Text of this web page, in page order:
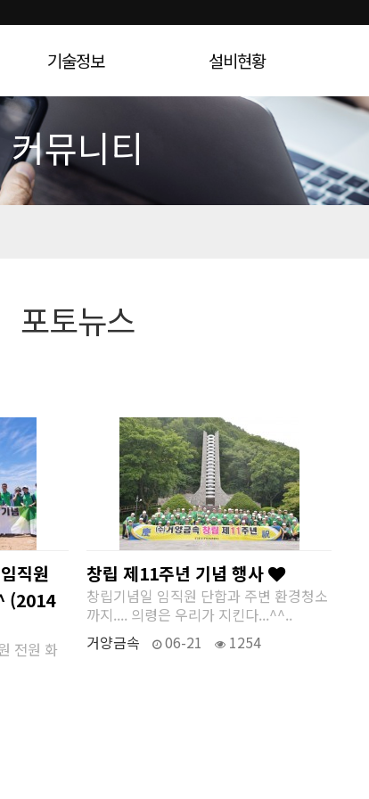
기술정보 설비현황
커뮤니티
포토뉴스
직원
(2014
전원 화
창립 제11주년 기념 행사
창립기념일 임직원 단합과 주변 환경청소
까지.... 의령은 우리가 지킨다...^^..
거양금속
06-21 1254